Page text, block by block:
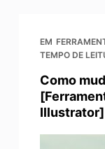
EM
TEMPO DE
Como
Illustrator]